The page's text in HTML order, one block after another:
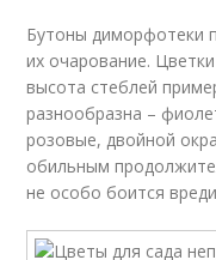
Бутоны диморфотеки
их очарование.
высота стеблей
разнообразна –
розовые, двойной
обильным
не особо боится